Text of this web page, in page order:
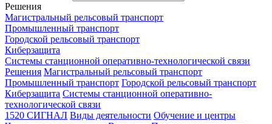
Решения
Магистральный рельсовый транспорт
Промышленный транспорт
Городской рельсовый транспорт
Киберзащита
Системы станционной оперативно-технологической связи
Решения Магистральный рельсовый транспорт
Промышленный транспорт Городской рельсовый транспорт
Киберзащита Системы станционной оперативно-
технологической связи
1520 СИГНАЛ Виды деятельности Обучение и центры